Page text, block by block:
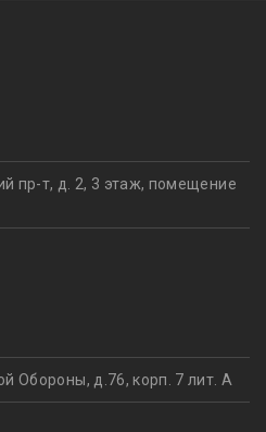
пр-т, д. 2, 3 этаж, помещение
Обороны, д.76, корп. 7 лит. А